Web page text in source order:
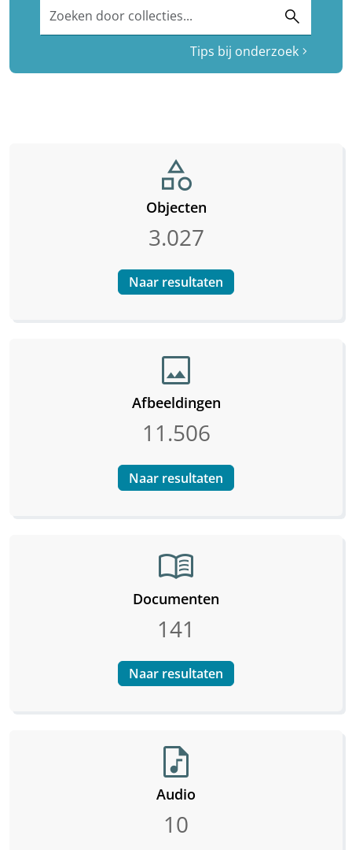
search
Tips bij onderzoek chevron_right
category
Objecten
3.027
Naar resultaten
image
Afbeeldingen
11.506
Naar resultaten
menu_book
Documenten
141
Naar resultaten
audio_file
Audio
10